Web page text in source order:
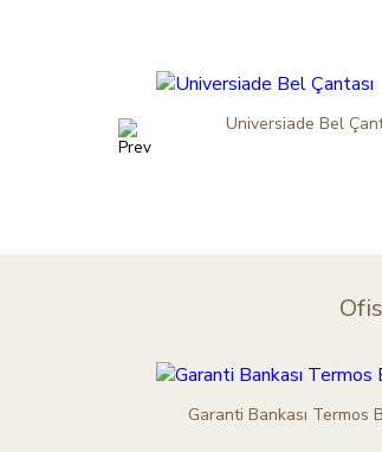
Universiade Bel
Garanti Bankası Termos